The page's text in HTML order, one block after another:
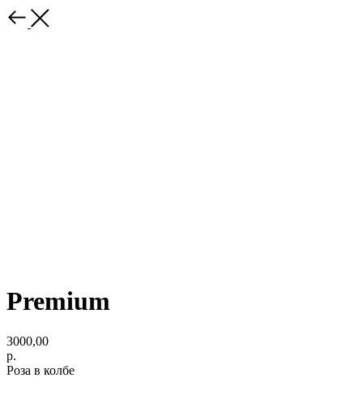
Premium
3000,00
р.
Роза в колбе